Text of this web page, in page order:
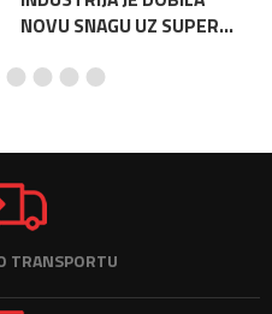
NOVU SNAGU UZ SUPER
TRANSPORTU